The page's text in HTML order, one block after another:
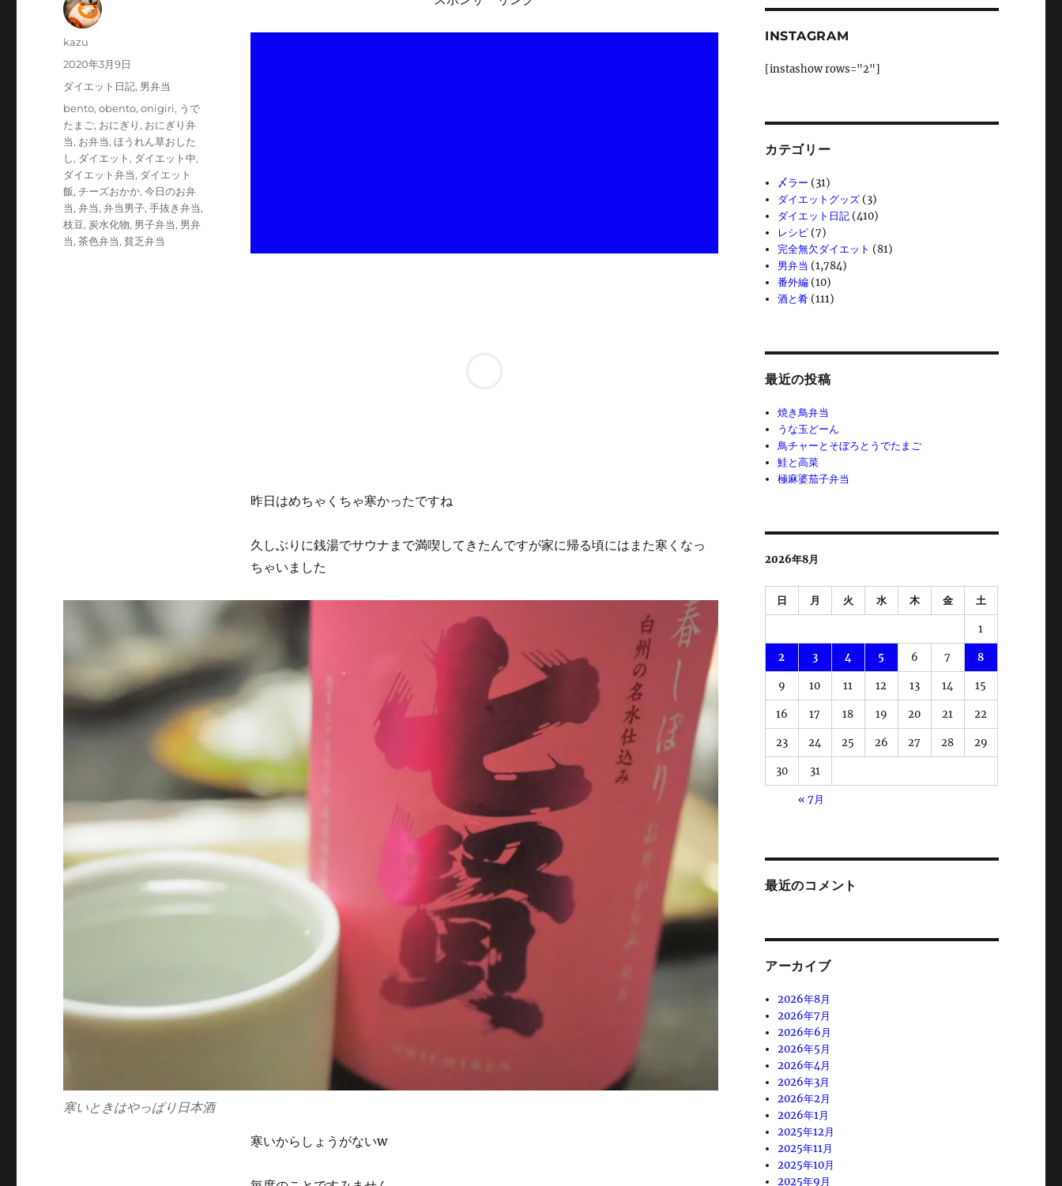
昨日はめちゃくちゃ寒かったですね
久しぶりに銭湯でサウナまで満喫してきたんですが家に帰る頃にはまた寒くなっ
ちゃいました
寒いときはやっぱり日本酒
寒いからしょうがないw
投
kazu
投
稿
2020年3月9日
カ
テ
ゴ
リ
ー
ダイエット日記, 男弁当
タ
グ
bento,obento,onigiri, うで
たまご, おにぎり , おにぎり弁
当, お弁当,ほうれん草おした
し, ダイエット , ダイエット中,
ダイエット弁当, ダイエット
飯,チーズおかか,今日のお弁
当,弁当,弁当男子,手抜き弁当,
枝豆, 炭水化物, 男子弁当, 男弁
当,茶色弁当,貧乏弁当
INSTAGRAM
[instashow rows="2"]
カテゴリー
〆ラー (31)
ダイエットグッズ (3)
ダイエット日記 (410)
レシピ (7)
完全無欠ダイエット (81)
男弁当 (1,784)
番外編 (10)
酒と肴 (111)
最近の投稿
焼き鳥弁当
うな玉どーん
鳥チャーとそぼろとうでたまご
鮭と高菜
極麻婆茄子弁当
2026年8月
日 月 火 水 木 金 土
1
2 3 4 5 6 7 8
9 10 11 12 13 14 15
16 17 18 19 20 21 22
23 24 25 26 27 28 29
30 31
« 7月
最近のコメント
アーカイブ
2026年8月
2026年7月
2026年6月
2026年5月
2026年4月
2026年3月
2026年2月
2026年1月
2025年12月
2025年11月
2025年10月
2025年9月